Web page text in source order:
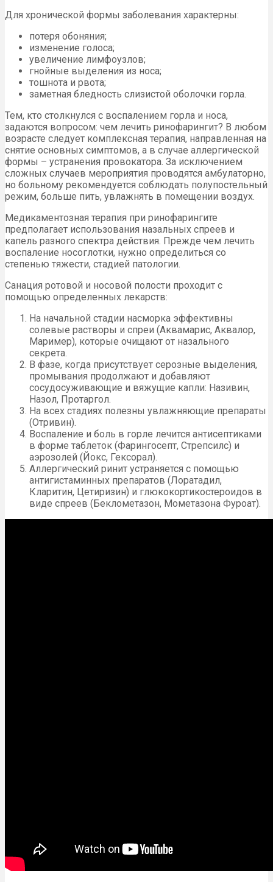
Для хронической формы заболевания характерны:
потеря обоняния;
изменение голоса;
увеличение лимфоузлов;
гнойные выделения из носа;
тошнота и рвота;
заметная бледность слизистой оболочки горла.
Тем, кто столкнулся с воспалением горла и носа,
задаются вопросом: чем лечить ринофарингит? В любом
возрасте следует комплексная терапия, направленная на
снятие основных симптомов, а в случае аллергической
формы – устранения провокатора. За исключением
сложных случаев мероприятия проводятся амбулаторно,
но больному рекомендуется соблюдать полупостельный
режим, больше пить, увлажнять в помещении воздух.
Медикаментозная терапия при ринофарингите
предполагает использования назальных спреев и
капель разного спектра действия. Прежде чем лечить
воспаление носоглотки, нужно определиться со
степенью тяжести, стадией патологии.
Санация ротовой и носовой полости проходит с
помощью определенных лекарств:
На начальной стадии насморка эффективны
солевые растворы и спреи (Аквамарис, Аквалор,
Маример), которые очищают от назального
секрета.
В фазе, когда присутствует серозные выделения,
промывания продолжают и добавляют
сосудосуживающие и вяжущие капли: Називин,
Назол, Протаргол.
На всех стадиях полезны увлажняющие препараты
(Отривин).
Воспаление и боль в горле лечится антисептиками
в форме таблеток (Фарингосепт, Стрепсилс) и
аэрозолей (Йокс, Гексорал).
Аллергический ринит устраняется с помощью
антигистаминных препаратов (Лоратадил,
Кларитин, Цетиризин) и глюкокортикостероидов в
виде спреев (Беклометазон, Мометазона Фуроат).